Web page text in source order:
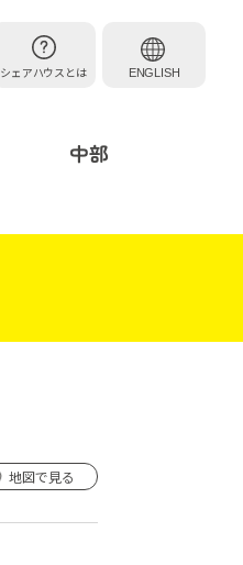
シェアハウスとは
ENGLISH
中部
地図で見る